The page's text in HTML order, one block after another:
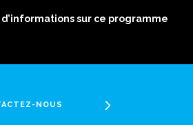
sur ce programme
NOUS